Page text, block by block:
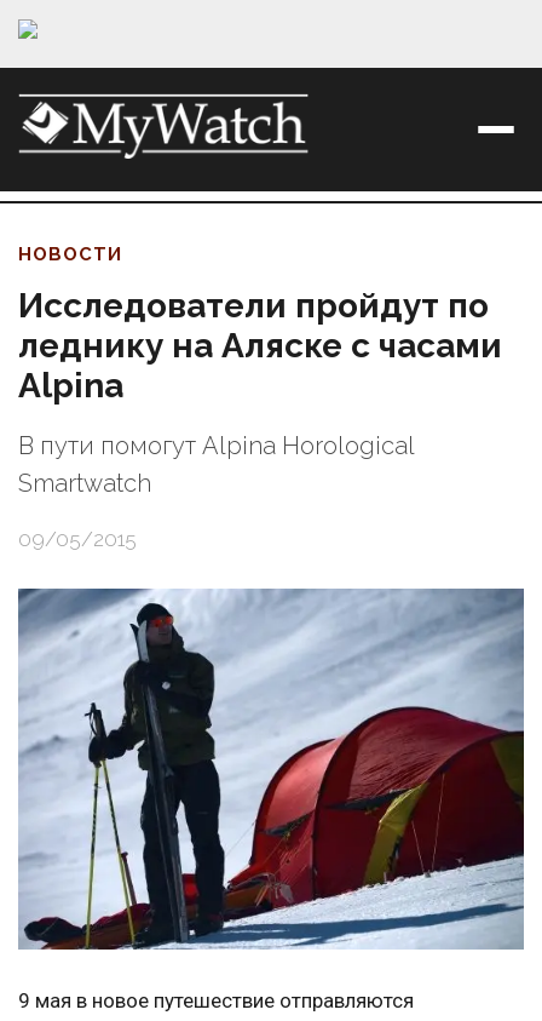
НОВОСТИ
Исследователи пройдут по
леднику на Аляске с часами
Alpina
В пути помогут Alpina Horological
Smartwatch
09/05/2015
9 мая в новое путешествие отправляются